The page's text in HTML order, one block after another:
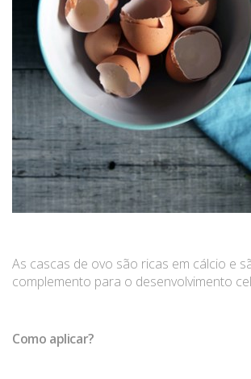
As cascas de ovo são ricas em cálcio e
complemento para o desenvolvimento
Como aplicar?